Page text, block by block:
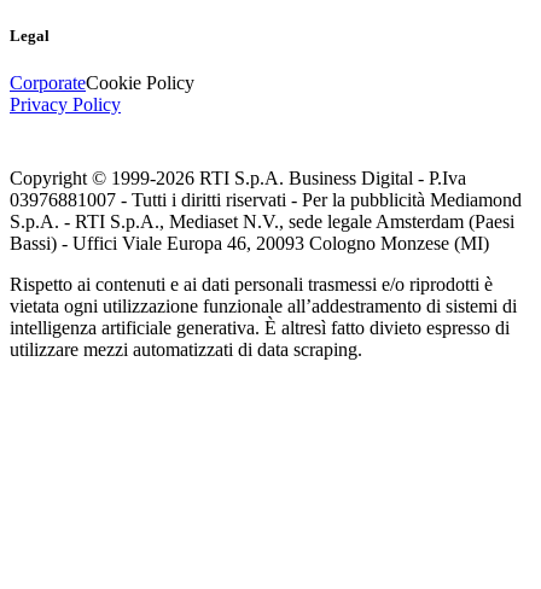
Legal
CorporateCookie Policy
Privacy Policy
Copyright © 1999-2026 RTI S.p.A. Business Digital - P.Iva
03976881007 - Tutti i diritti riservati - Per la pubblicità Mediamond
S.p.A. - RTI S.p.A., Mediaset N.V., sede legale Amsterdam (Paesi
Bassi) - Uffici Viale Europa 46, 20093 Cologno Monzese (MI)
Rispetto ai contenuti e ai dati personali trasmessi e/o riprodotti è
vietata ogni utilizzazione funzionale all’addestramento di sistemi di
intelligenza artificiale generativa. È altresì fatto divieto espresso di
utilizzare mezzi automatizzati di data scraping.